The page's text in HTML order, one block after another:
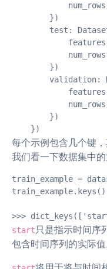
        })
test:
        })
validation:
        })
    })
每个示例包含几个键
我们看一下数据集中
train_example =
train_example.keys()
>>>
start只是指示时间序
包含时间序列的实际值